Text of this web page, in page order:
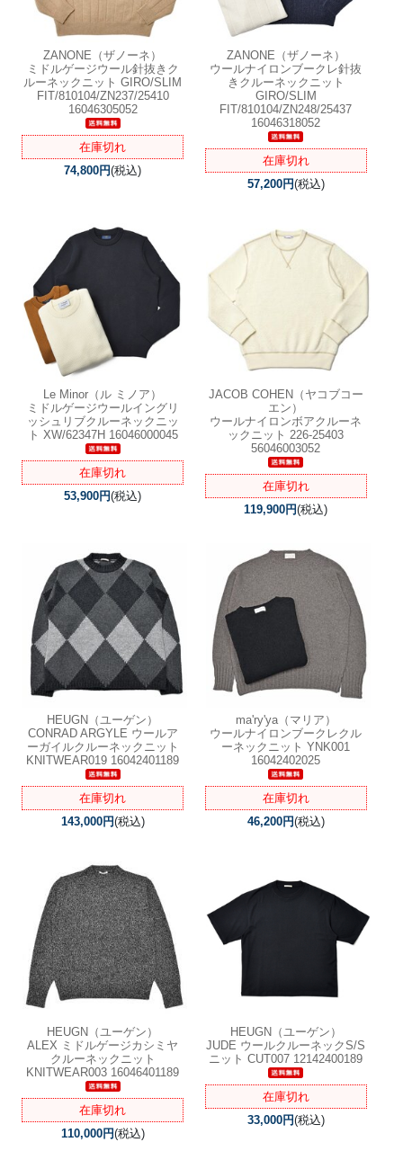
ZANONE（ザノーネ）
ミドルゲージウール針抜きク
ルーネックニット GIRO/SLIM
FIT/810104/ZN237/25410
16046305052
在庫切れ
74,800円(税込)
ZANONE（ザノーネ）
ウールナイロンブークレ針抜
きクルーネックニット
GIRO/SLIM
FIT/810104/ZN248/25437
16046318052
在庫切れ
57,200円(税込)
Le Minor（ル ミノア）
ミドルゲージウールイングリ
ッシュリブクルーネックニッ
ト XW/62347H 16046000045
在庫切れ
53,900円(税込)
JACOB COHEN（ヤコブコー
エン）
ウールナイロンボアクルーネ
ックニット 226-25403
56046003052
在庫切れ
119,900円(税込)
HEUGN（ユーゲン）
CONRAD ARGYLE ウールア
ーガイルクルーネックニット
KNITWEAR019 16042401189
在庫切れ
143,000円(税込)
ma'ry'ya（マリア）
ウールナイロンブークレクル
ーネックニット YNK001
16042402025
在庫切れ
46,200円(税込)
HEUGN（ユーゲン）
ALEX ミドルゲージカシミヤ
クルーネックニット
KNITWEAR003 16046401189
在庫切れ
110,000円(税込)
HEUGN（ユーゲン）
JUDE ウールクルーネックS/S
ニット CUT007 12142400189
在庫切れ
33,000円(税込)